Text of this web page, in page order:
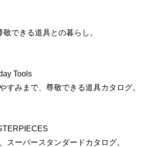
敬できる道具との暮らし。
Tools
すみまで、尊敬できる道具カタログ。
スーパースタンダードカタログ。